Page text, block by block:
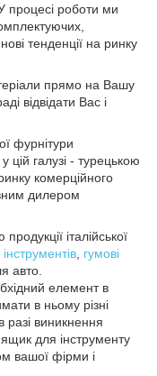
процесі роботи ми
тенденції на ринку
прямо на Вашу
відвідати Вас і
фурнітури
цій галузі - турецькою
комерційного
дилером
італійської
гумові
авто.
елемент в
в ньому різні
разі виникнення
для інструменту
вашої фірми і